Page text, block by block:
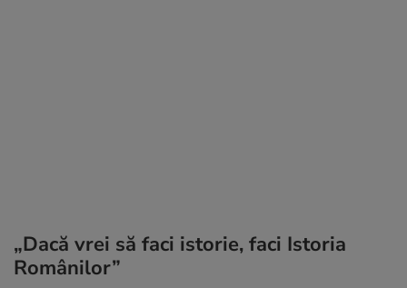
„Dacă vrei să faci istorie, faci Istoria
Românilor”